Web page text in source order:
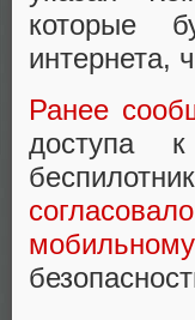
которые
интернета,
Ранее
доступа